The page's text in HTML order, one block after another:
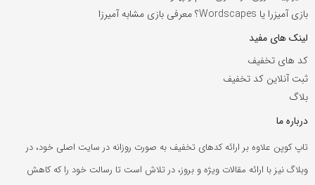
بازی آمیزرا یا Wordscapes؟ معرفی بازی مشابه آمیرزا
لینک های مفید
کد های تخفیف
ثبت آنلاین کد تخفیف
بلاگ
درباره ما
تاپ کوپن علاوه بر ارائه کدهای تخفیف به صورت روزانه در سایت اصلی خود، در
وبلاگ نیز با ارائه مقالات ویژه و بروز، در تلاش است تا رسالت خود را که کاهش